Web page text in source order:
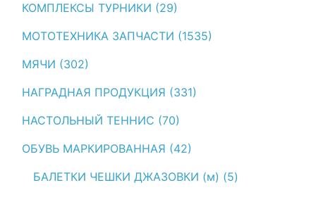
КОМПЛЕКСЫ ТУРНИКИ (29)
МОТОТЕХНИКА ЗАПЧАСТИ (1535)
МЯЧИ (302)
НАГРАДНАЯ ПРОДУКЦИЯ (331)
НАСТОЛЬНЫЙ ТЕННИС (70)
ОБУВЬ МАРКИРОВАННАЯ (42)
БАЛЕТКИ ЧЕШКИ ДЖАЗОВКИ (м) (5)